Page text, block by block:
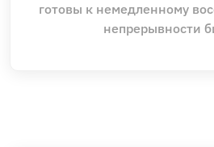
готовы к немедленному
непрерывности